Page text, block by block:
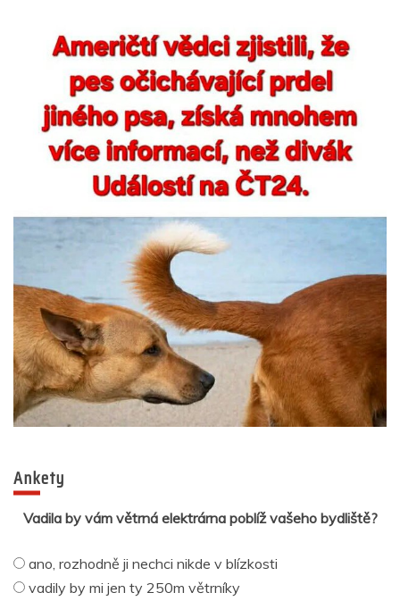
Ankety
Vadila by vám větrná elektrárna poblíž vašeho bydliště?
ano, rozhodně ji nechci nikde v blízkosti
vadily by mi jen ty 250m větrníky